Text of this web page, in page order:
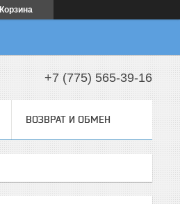
Корзина
+7 (775) 565-39-16
ВОЗВРАТ И ОБМЕН